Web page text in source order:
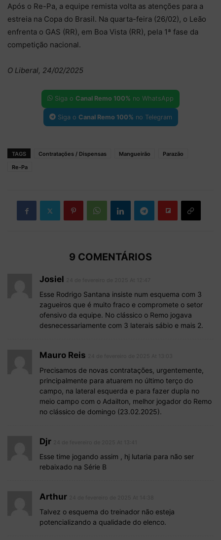
Após o Re-Pa, a equipe remista volta as atenções para a
estreia na Copa do Brasil. Na quarta-feira (26/02), o Leão
enfrenta o GAS (RR), em Boa Vista (RR), pela 1ª fase da
competição nacional.
O Liberal, 24/02/2025
Siga o Canal Remo 100% no WhatsApp
Siga o Canal Remo 100% no Telegram
TAGS Contratações / Dispensas Mangueirão
Parazão
Re-Pa
9 COMENTÁRIOS
Josiel
Esse Rodrigo Santana insiste num esquema com 3
zagueiros que é muito fraco e compromete o setor
ofensivo da equipe. No clássico o Remo jogava
desnecessariamente com 3 laterais sábio e mais 2.
Mauro Reis
Precisamos de novas contratações, urgentemente,
principalmente para atuarem no último terço do
campo, na lateral esquerda e para fazer dupla no
meio campo com o Adailton, melhor jogador do Remo
no clássico de domingo (23.02.2025).
Djr
Esse time jogando assim , hj lutaria para não ser
rebaixado na Série B
Arthur
Talvez o esquema do treinador não esteja
potencializando a qualidade do elenco.